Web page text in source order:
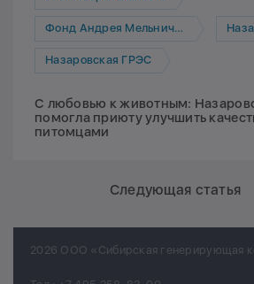
Фонд Андрея Мельниченко
Назаровская ГРЭС
С любовью к животным:
помогла приюту улучшить
питомцами
Следующая статья
2026 ООО «Сибирская генерирующая